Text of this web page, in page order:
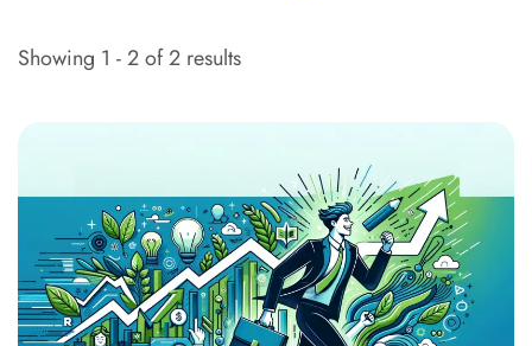
Showing 1 - 2 of 2 results